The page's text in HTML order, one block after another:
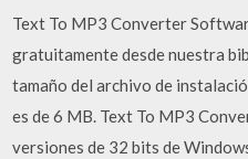
Text To MP3 Converter
gratuitamente desde nuestra
tamaño del archivo de
es de 6 MB. Text To MP3
versiones de 32 bits de